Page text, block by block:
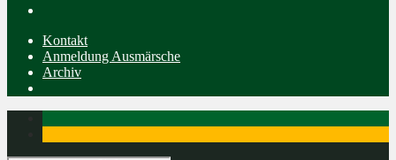
Kontakt
Anmeldung Ausmärsche
Archiv